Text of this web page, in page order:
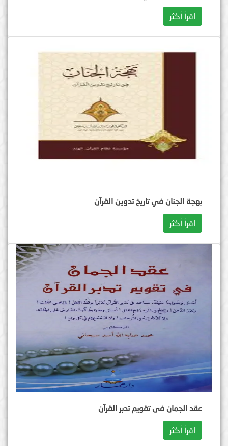
اقرأ أكثر
بهجة الجنان في تاريخ تدوين القرآن
اقرأ أكثر
عقد الجمان فی تقویم تدبر القرآن
اقرأ أكثر